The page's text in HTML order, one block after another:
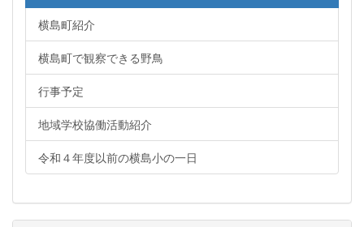
横島町紹介
横島町で観察できる野鳥
行事予定
地域学校協働活動紹介
令和４年度以前の横島小の一日